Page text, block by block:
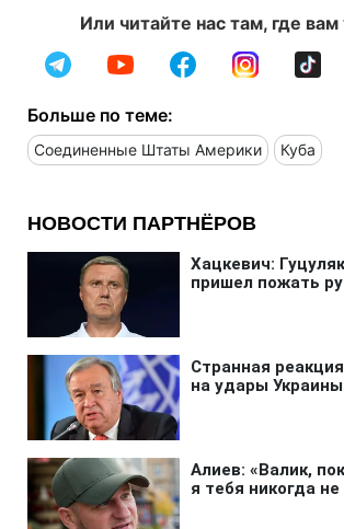
Или читайте нас там, где вам
Больше по теме:
Соединенные Штаты Америки Куба